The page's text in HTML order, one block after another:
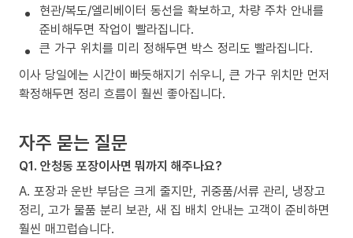
현관/복도/엘리베이터 동선을 확보하고, 차량 주차 안내를
준비해두면 작업이 빨라집니다.
큰 가구 위치를 미리 정해두면 박스 정리도 빨라집니다.
이사 당일에는 시간이 빠듯해지기 쉬우니, 큰 가구 위치만 먼저
확정해두면 정리 흐름이 훨씬 좋아집니다.
자주 묻는 질문
Q1. 안청동 포장이사면 뭐까지 해주나요?
A. 포장과 운반 부담은 크게 줄지만, 귀중품/서류 관리, 냉장고
정리, 고가 물품 분리 보관, 새 집 배치 안내는 고객이 준비하면
훨씬 매끄럽습니다.